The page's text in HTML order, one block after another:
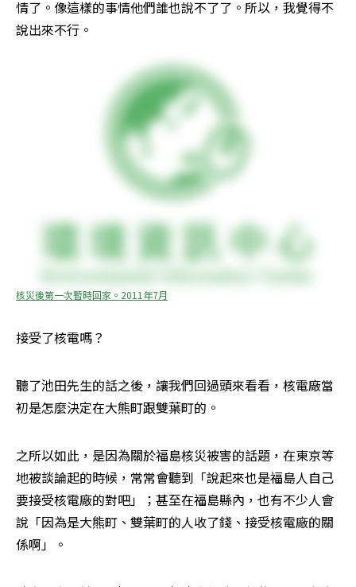
情了。像這樣的事情他們誰也說不了了。所以，我覺得不
說出來不行。
核災後第一次暫時回家。2011年7月
接受了核電嗎？
聽了池田先生的話之後，讓我們回過頭來看看，核電廠當
初是怎麼決定在大熊町跟雙葉町的。
之所以如此，是因為關於福島核災被害的話題，在東京等
地被談論起的時候，常常會聽到「說起來也是福島人自己
要接受核電廠的對吧」；甚至在福島縣內，也有不少人會
說「因為是大熊町、雙葉町的人收了錢、接受核電廠的關
係啊」。